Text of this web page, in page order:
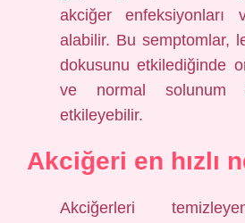
akciğer enfeksiyonları
alabilir. Bu semptomlar,
dokusunu etkilediğinde
ve normal solunum
etkileyebilir.
Akciğeri en hızlı
Akciğerleri